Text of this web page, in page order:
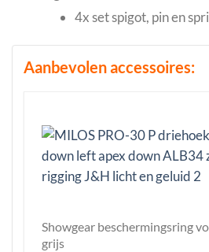
4x set spigot, pin en
Aanbevolen accessoires:
Showgear beschermingsring
grijs